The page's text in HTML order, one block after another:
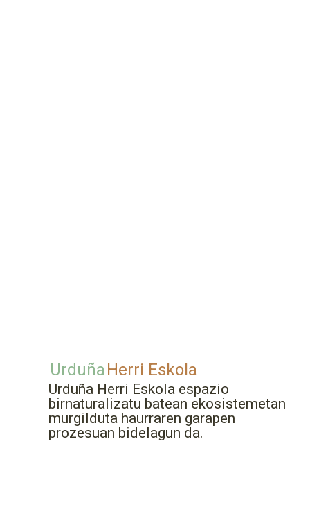
UrduñaHerri Eskola
Urduña Herri Eskola espazio
birnaturalizatu batean ekosistemetan
murgilduta haurraren garapen
prozesuan bidelagun da.